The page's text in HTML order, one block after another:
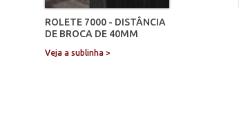
ROLETE 7000 - DISTÂNCIA
DE BROCA DE 40MM
Veja a sublinha >